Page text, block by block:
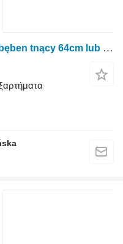
Χορτοκοπτικό Claas για corto bęben tnący 64cm lub 76cm Claas Τύμπανο κοπής corto 64cm ή 76cm